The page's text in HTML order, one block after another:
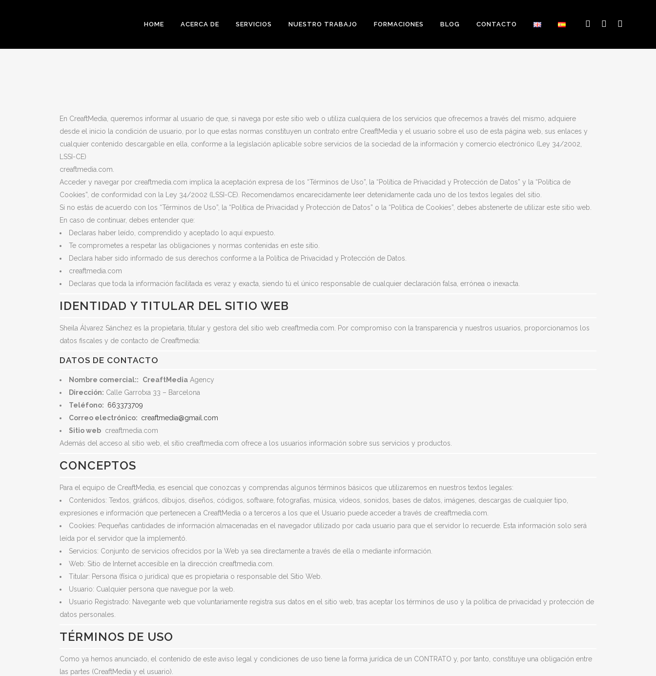
HOME ACERCA DE SERVICIOS NUESTRO TRABAJO FORMACIONES BLOG CONTACTO
AVISO LEGAL
En CreaftMedia, queremos informar al usuario de que, si navega por este sitio web o utiliza cualquiera de los servicios que ofrecemos a través del mismo, adquiere
desde el inicio la condición de usuario, por lo que estas normas constituyen un contrato entre CreaftMedia y el usuario sobre el uso de esta página web, sus enlaces y
cualquier contenido descargable en ella, conforme a la legislación aplicable sobre servicios de la sociedad de la información y comercio electrónico (Ley 34/2002,
LSSI-CE)
creaftmedia.com.
Acceder y navegar por creaftmedia.com implica la aceptación expresa de los “Términos de Uso”, la “Política de Privacidad y Protección de Datos” y la “Política de
Cookies”, de conformidad con la Ley 34/2002 (LSSI-CE). Recomendamos encarecidamente leer detenidamente cada uno de los textos legales del sitio.
Si no estás de acuerdo con los “Términos de Uso”, la “Política de Privacidad y Protección de Datos” o la “Política de Cookies”, debes abstenerte de utilizar este sitio web.
En caso de continuar, debes entender que:
Declaras haber leído, comprendido y aceptado lo aquí expuesto.
Te comprometes a respetar las obligaciones y normas contenidas en este sitio.
Declara haber sido informado de sus derechos conforme a la Política de Privacidad y Protección de Datos.
creaftmedia.com
Declaras que toda la información facilitada es veraz y exacta, siendo tú el único responsable de cualquier declaración falsa, errónea o inexacta.
IDENTIDAD Y TITULAR DEL SITIO WEB
Sheila Álvarez Sánchez es la propietaria, titular y gestora del sitio web creaftmedia.com. Por compromiso con la transparencia y nuestros usuarios, proporcionamos los
datos fiscales y de contacto de Creaftmedia:
DATOS DE CONTACTO
Nombre comercial:: CreaftMedia Agency
Dirección: Calle Garrotxa 33 – Barcelona
Teléfono: 663373709
Correo electrónico: creaftmedia@gmail.com
Sitio web creaftmedia.com
Además del acceso al sitio web, el sitio creaftmedia.com ofrece a los usuarios información sobre sus servicios y productos.
CONCEPTOS
Para el equipo de CreaftMedia, es esencial que conozcas y comprendas algunos términos básicos que utilizaremos en nuestros textos legales:
Contenidos: Textos, gráficos, dibujos, diseños, códigos, software, fotografías, música, vídeos, sonidos, bases de datos, imágenes, descargas de cualquier tipo,
expresiones e información que pertenecen a CreaftMedia o a terceros a los que el Usuario puede acceder a través de creaftmedia.com.
Cookies: Pequeñas cantidades de información almacenadas en el navegador utilizado por cada usuario para que el servidor lo recuerde. Esta información solo será
leída por el servidor que la implementó.
Servicios: Conjunto de servicios ofrecidos por la Web ya sea directamente a través de ella o mediante información.
Web: Sitio de Internet accesible en la dirección creaftmedia.com.
Titular: Persona (física o jurídica) que es propietaria o responsable del Sitio Web.
Usuario: Cualquier persona que navegue por la web.
Usuario Registrado: Navegante web que voluntariamente registra sus datos en el sitio web, tras aceptar los términos de uso y la política de privacidad y protección de
datos personales.
TÉRMINOS DE USO
Como ya hemos anunciado, el contenido de este aviso legal y condiciones de uso tiene la forma jurídica de un CONTRATO y, por tanto, constituye una obligación entre
las partes (CreaftMedia y el usuario).